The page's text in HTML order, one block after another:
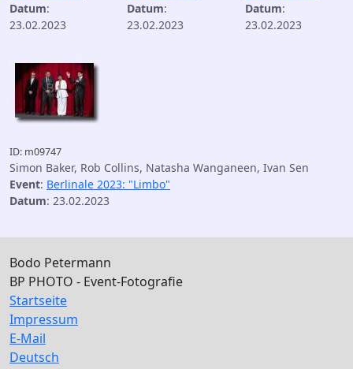
Datum:
23.02.2023
Datum:
23.02.2023
Datum:
23.02.2023
ID: m09747
Simon Baker, Rob Collins, Natasha Wanganeen, Ivan Sen
Event: Berlinale 2023: "Limbo"
Datum: 23.02.2023
Bodo Petermann
BP PHOTO - Event-Fotografie
Startseite
Impressum
E-Mail
Deutsch